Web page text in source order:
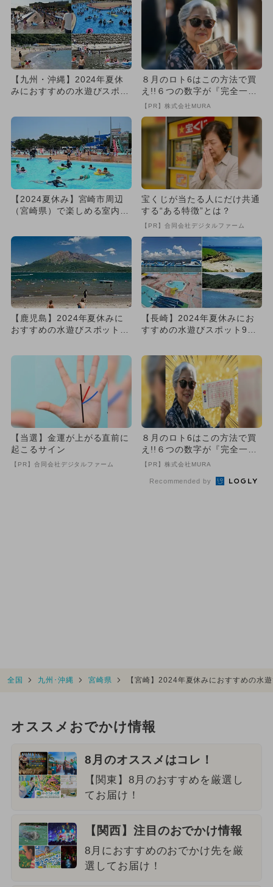
【九州・沖縄】2024年夏休
みにおすすめの水遊びスポッ
８月のロト6はこの方法で買
え!!６つの数字が『完全一
致』する方法
【PR】株式会社MURA
【2024夏休み】宮崎市周辺
（宮崎県）で楽しめる室内・
宝くじが当たる人にだけ共通
する“ある特徴”とは？
【PR】合同会社デジタルファーム
【鹿児島】2024年夏休みに
おすすめの水遊びスポット8
【長崎】2024年夏休みにお
すすめの水遊びスポット9
【当選】金運が上がる直前に
起こるサイン
【PR】合同会社デジタルファーム
８月のロト6はこの方法で買
え!!６つの数字が『完全一
致』する方法
【PR】株式会社MURA
Recommended by
全国 九州･沖縄 宮崎県 【宮崎】2024年夏休みにおすすめの
オススメおでかけ情報
8月のオススメはコレ！
【関東】8月のおすすめを厳選し
てお届け！
【関西】注目のおでかけ情報
8月におすすめのおでかけ先を厳
選してお届け！